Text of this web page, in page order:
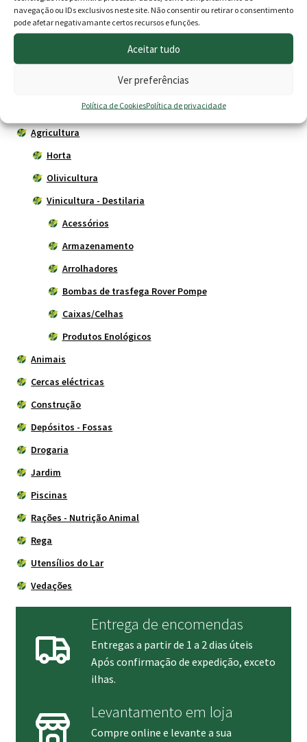
navegação ou IDs exclusivos neste site. Não consentir ou retirar o consentimento
pode afetar negativamante certos recursos e funções.
Aceitar tudo
Ver preferências
Política de CookiesPolítica de privacidade
1.95€
Ver opções
the
product
160.00€O
preço
160.00 €.
136.00€O
Esgotado
Agricultura
Horta
Olivicultura
Vinicultura - Destilaria
Acessórios
Armazenamento
Arrolhadores
Bombas de trasfega Rover Pompe
Caixas/Celhas
Produtos Enológicos
Animais
Cercas eléctricas
Construção
Depósitos - Fossas
Drogaria
Jardim
Piscinas
Rações - Nutrição Animal
Rega
Utensílios do Lar
Vedações
Entrega de encomendas
Entregas a partir de 1 a 2 dias úteis
Após confirmação de expedição, exceto
ilhas.
Levantamento em loja
Compre online e levante a sua